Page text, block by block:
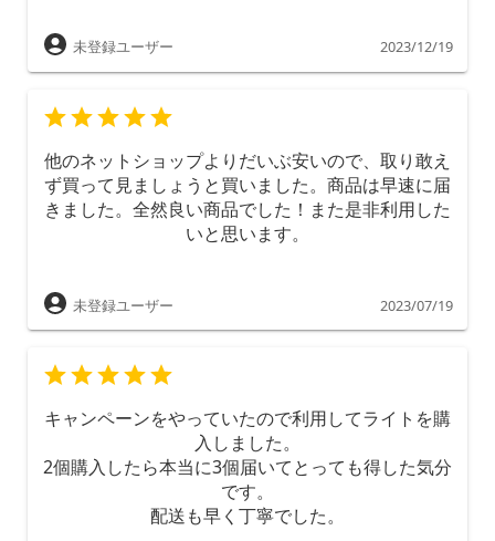
未登録ユーザー 2023/12/19
他のネットショップよりだいぶ安いので、取り敢え
ず買って見ましょうと買いました。商品は早速に届
きました。全然良い商品でした！また是非利用した
いと思います。
未登録ユーザー 2023/07/19
キャンペーンをやっていたので利用してライトを購
入しました。
2個購入したら本当に3個届いてとっても得した気分
です。
配送も早く丁寧でした。